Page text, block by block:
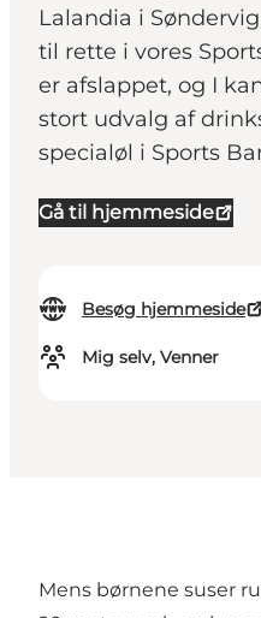
Lalandia i
til rette i vores
er afslappet, og I
stort udvalg af
specialøl i Sports
Gå til hjemmeside
Besøg hjemmeside
Mig selv, Venner
Mens børnene suser